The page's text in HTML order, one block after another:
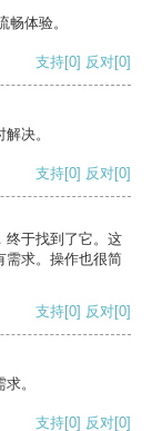
体验。
支持[0] 反对[0]
决。
支持[0] 反对[0]
终于找到了它。这
需求。操作也很简
支持[0] 反对[0]
。
支持[0] 反对[0]